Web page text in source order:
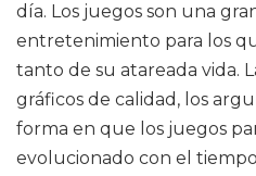
día. Los juegos son una
entretenimiento para los
tanto de su atareada vida.
gráficos de calidad, los
forma en que los juegos
evolucionado con el